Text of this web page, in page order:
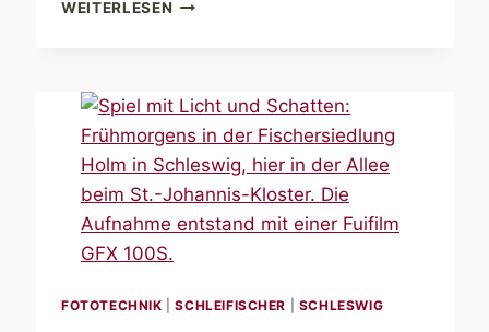
WEITERLESEN
HELDEN
DER
SCHLEI
FOTOTECHNIK |SCHLEIFISCHER SCHLESWIG